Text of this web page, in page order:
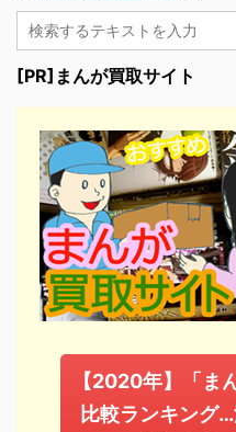
[PR]まんが買取サイト
【2020年】「ま
比較ランキング